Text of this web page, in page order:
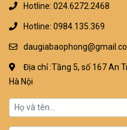
Hotline: 024.6272.2468
Hotline: 0984.135.369
Địa chỉ :Tầng 5, số 167 An
Hà Nội